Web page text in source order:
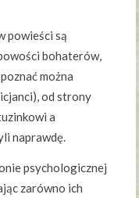
powieści są
bohaterów,
można
od strony
a
naprawdę.
psychologicznej
zarówno ich